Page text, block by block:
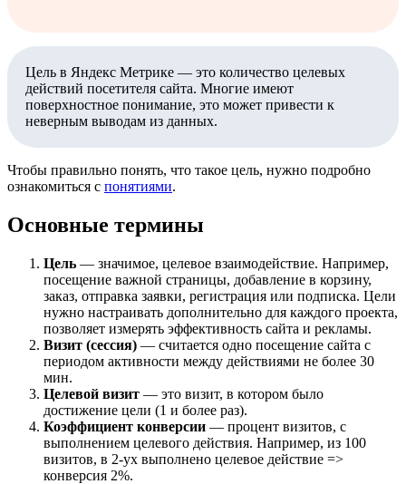
Цель в Яндекс Метрике — это количество целевых
действий посетителя сайта. Многие имеют
поверхностное понимание, это может привести к
неверным выводам из данных.
Чтобы правильно понять, что такое цель, нужно подробно
ознакомиться с понятиями.
Основные термины
Цель — значимое, целевое взаимодействие. Например,
посещение важной страницы, добавление в корзину,
заказ, отправка заявки, регистрация или подписка. Цели
нужно настраивать дополнительно для каждого проекта,
позволяет измерять эффективность сайта и рекламы.
Визит (сессия) — считается одно посещение сайта с
периодом активности между действиями не более 30
мин.
Целевой визит — это визит, в котором было
достижение цели (1 и более раз).
Коэффициент конверсии — процент визитов, с
выполнением целевого действия. Например, из 100
визитов, в 2-ух выполнено целевое действие =>
конверсия 2%.